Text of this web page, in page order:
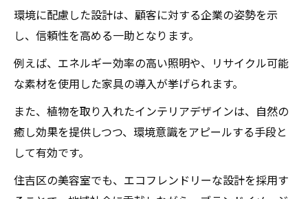
環境に配慮した設計は、顧客に対する企業の姿勢を示
し、信頼性を高める一助となります。
例えば、エネルギー効率の高い照明や、リサイクル可能
な素材を使用した家具の導入が挙げられます。
また、植物を取り入れたインテリアデザインは、自然の
癒し効果を提供しつつ、環境意識をアピールする手段と
して有効です。
住吉区の美容室でも、エコフレンドリーな設計を採用す